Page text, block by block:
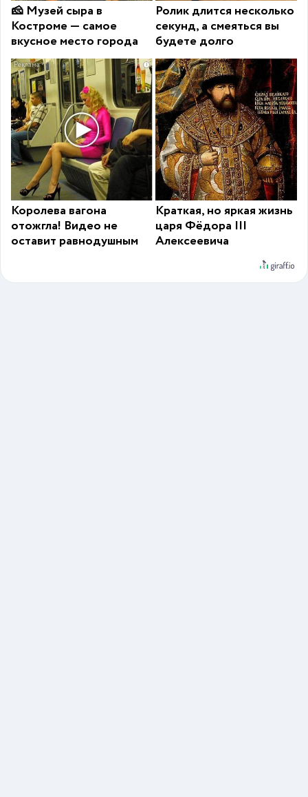
🧀 Музей сыра в
Костроме — самое
вкусное место города
Ролик длится несколько
секунд, а смеяться вы
будете долго
i
Королева вагона
отожгла! Видео не
оставит равнодушным
Краткая, но яркая жизнь
царя Фёдора III
Алексеевича